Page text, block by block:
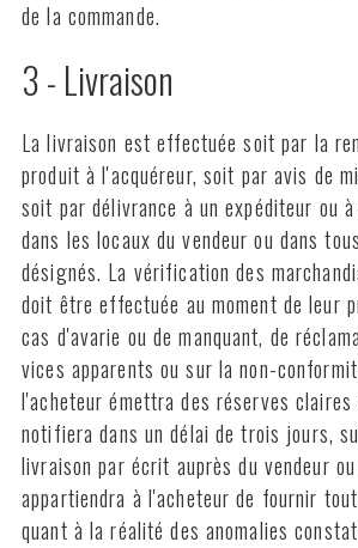
de la commande.
3 - Livraison
La livraison est effectuée soit par la
produit à l'acquéreur, soit par avis de
soit par délivrance à un expéditeur ou
dans les locaux du vendeur ou dans
désignés. La vérification des
doit être effectuée au moment de leur
cas d'avarie ou de manquant, de
vices apparents ou sur la non-
l'acheteur émettra des réserves
notifiera dans un délai de trois jours,
livraison par écrit auprès du vendeur
appartiendra à l'acheteur de fournir
quant à la réalité des anomalies